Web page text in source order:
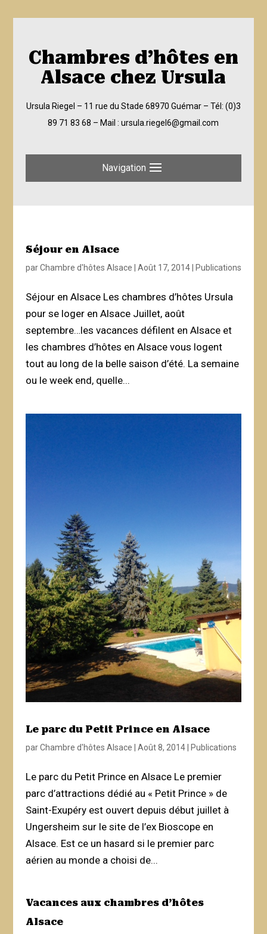
Chambres d’hôtes en
Alsace chez Ursula
Ursula Riegel – 11 rue du Stade 68970 Guémar – Tél: (0)3
89 71 83 68 – Mail :ursula.riegel6@gmail.com
Navigation
Séjour en Alsace
parChambre d'hôtes Alsace Août 17, 2014| Publications
Séjour en Alsace Les chambres d’hôtes Ursula
pour se loger en Alsace Juillet, août
septembre…les vacances défilent en Alsace et
les chambres d’hôtes en Alsace vous logent
tout au long de la belle saison d’été. La semaine
ou le week end, quelle...
Le parc du Petit Prince en Alsace
parChambre d'hôtes Alsace Août 8, 2014| Publications
Le parc du Petit Prince en Alsace Le premier
parc d’attractions dédié au « Petit Prince » de
Saint-Exupéry est ouvert depuis début juillet à
Ungersheim sur le site de l’ex Bioscope en
Alsace. Est ce un hasard si le premier parc
aérien au monde a choisi de...
Vacances aux chambres d’hôtes
Alsace